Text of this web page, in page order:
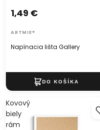
Napínacia lišta Gallery
1,49 €
ARTMIE®
Kovový
biely
rám